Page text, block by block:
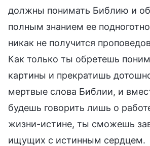
должны понимать Библию и
полным знанием ее
никак не получится
Как только ты обретешь
картины и прекратишь
мертвые слова Библии, и
будешь говорить лишь о
жизни-истине, ты сможешь
ищущих с истинным сердцем.